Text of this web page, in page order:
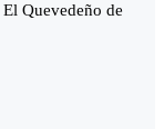
Quevedeño de